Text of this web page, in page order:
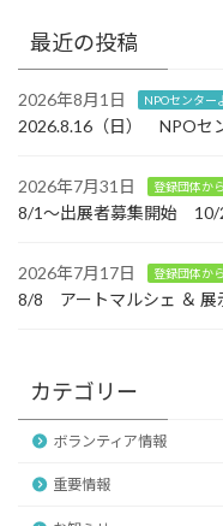
最近の投稿
2026年8月1日 NPOセンター
2026.8.16（日） NPOセ
2026年7月31日 登録団体から
8/1～出展者募集開始
2026年7月17日 登録団体から
8/8 アートマルシェ ＆ 展
カテゴリー
ボランティア情報
重要情報